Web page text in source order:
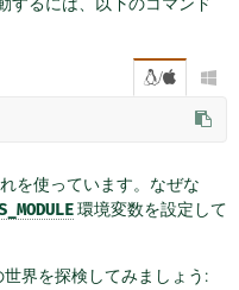
/ 
を使っています。なぜな
環境変数を設定して
世界を探検してみましょう: